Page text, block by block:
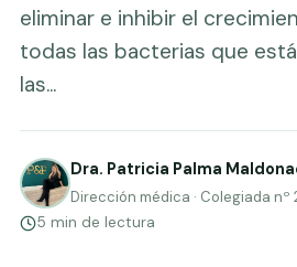
eliminar e inhibir el
todas las bacterias que
las...
Dra. Patricia Palma
Dirección médica · Colegiada nº
5 min de lectura